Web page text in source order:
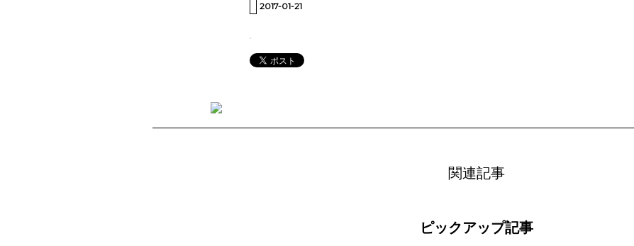
2017-01-21
関連記事
ピックアップ記事